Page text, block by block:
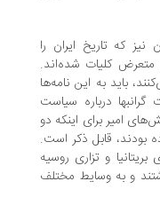
ایران را
کلیات شده‌اند.
به این نامه‌ها
درباره سیاست
برای اینکه دو
قابل ذکر است.
و تزاری روسیه
وسایط مختلف